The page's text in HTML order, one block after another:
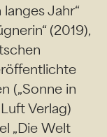
Jahr“
(2019),
(„Sonne in
Verlag)
„Die Welt